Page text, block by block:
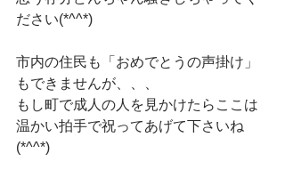
ださい(*^^*)
市内の住民も「おめでとうの声掛け」
もできませんが、、、
もし町で成人の人を見かけたらここは
温かい拍手で祝ってあげて下さいね
(*^^*)